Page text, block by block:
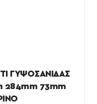
ΓΥΨΟΣΑΝΙΔΑΣ
284mm 73mm